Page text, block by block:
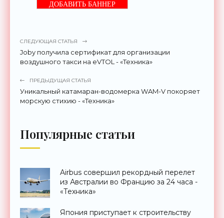
ДОБАВИТЬ БАННЕР
СЛЕДУЮЩАЯ СТАТЬЯ
Joby получила сертификат для организации
воздушного такси на eVTOL - «Техника»
ПРЕДЫДУЩАЯ СТАТЬЯ
Уникальный катамаран-водомерка WAM-V покоряет
морскую стихию - «Техника»
Популярные статьи
Airbus совершил рекордный перелет
из Австралии во Францию за 24 часа -
«Техника»
Япония приступает к строительству